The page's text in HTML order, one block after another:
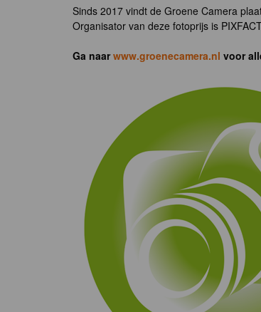
Sinds 2017 vindt de Groene Camera
Organisator van deze fotoprijs is
Ga naarwww.groenecamera.nl voor